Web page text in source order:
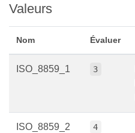
Valeurs
Nom Évaluer
ISO_8859_1 3
ISO_8859_2 4